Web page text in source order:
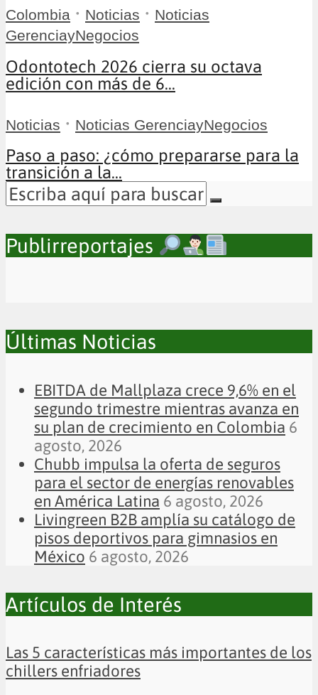
Colombia • Noticias • Noticias
GerenciayNegocios
Odontotech 2026 cierra su octava
edición con más de 6...
Noticias • Noticias GerenciayNegocios
Paso a paso: ¿cómo prepararse para la
transición a la...
Publirreportajes
Últimas Noticias
EBITDA de Mallplaza crece 9,6% en el
segundo trimestre mientras avanza en
su plan de crecimiento en Colombia 6
agosto, 2026
Chubb impulsa la oferta de seguros
para el sector de energías renovables
en América Latina 6 agosto, 2026
Livingreen B2B amplía su catálogo de
pisos deportivos para gimnasios en
México 6 agosto, 2026
Artículos de Interés
Las 5 características más importantes de los
chillers enfriadores